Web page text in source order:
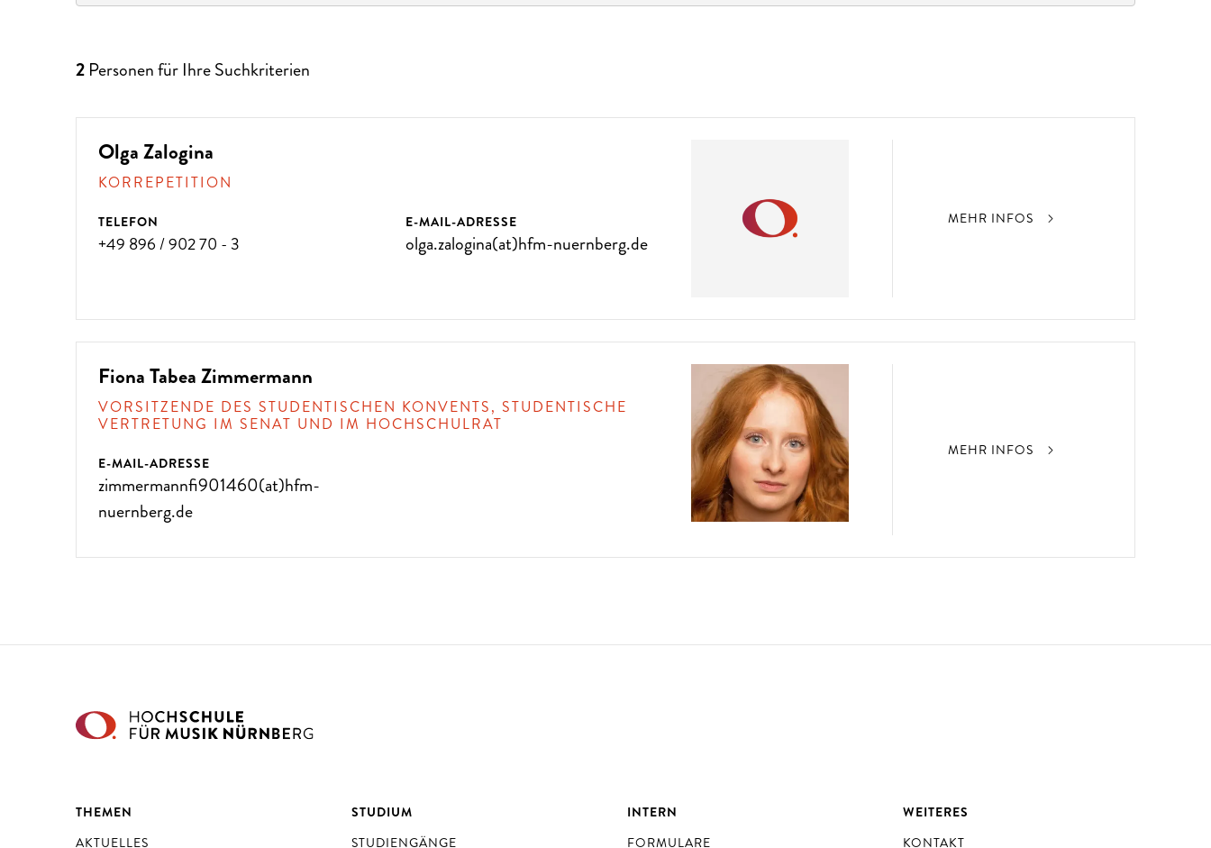
2 Personen für Ihre Suchkriterien
Olga Zalogina
KORREPETITION
TELEFON
+49 896 / 902 70 - 3
E-MAIL-ADRESSE
olga.zalogina(at)hfm-nuernberg.de
MEHR INFOS
Fiona Tabea Zimmermann
VORSITZENDE DES STUDENTISCHEN KONVENTS, STUDENTISCHE
VERTRETUNG IM SENAT UND IM HOCHSCHULRAT
E-MAIL-ADRESSE
zimmermannfi901460(at)hfm-
nuernberg.de
MEHR INFOS
THEMEN
AKTUELLES
STUDIUM
STUDIENGÄNGE
INTERN
FORMULARE
WEITERES
KONTAKT